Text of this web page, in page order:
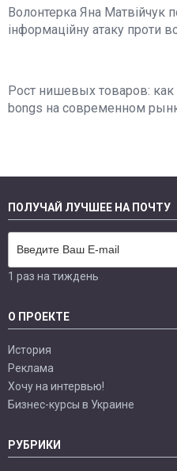
Волонтерка Яна
інформаційну атаку проти
Рост нишевых товаров:
bongs на современном
ПОЛУЧАЙ ЛУЧШЕЕ НА ПОЧТУ
1 раз на тиждень
О ПРОЕКТЕ
История
Реклама
Хочу на интервью!
Бизнес-курсы в Украине
РУБРИКИ